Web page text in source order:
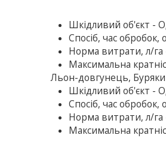
Шкiдливий об'єкт -
Спосіб, час
Норма витрати, л/га
Максимальна
Льон-довгунець, Буряки
Шкiдливий об'єкт -
Спосіб, час
Норма витрати, л/га
Максимальна